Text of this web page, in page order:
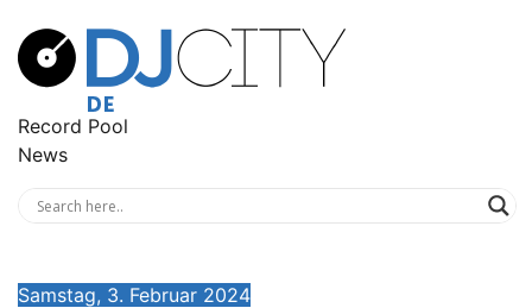
Record Pool
News
Samstag, 3. Februar 2024